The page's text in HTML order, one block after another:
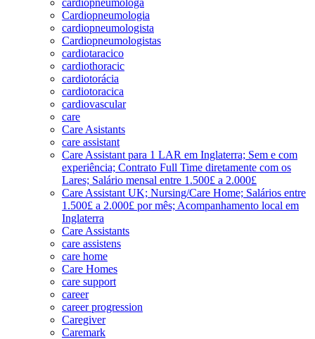
Cardiopneumologia
cardiopneumologista
Cardiopneumologistas
cardiotaracico
cardiothoracic
cardiotorácia
cardiotoracica
cardiovascular
care
Care Asistants
care assistant
Care Assistant para 1 LAR em Inglaterra; Sem e com
experiência; Contrato Full Time diretamente com os
Lares; Salário mensal entre 1.500£ a 2.000£
Care Assistant UK; Nursing/Care Home; Salários entre
1.500£ a 2.000£ por mês; Acompanhamento local em
Inglaterra
Care Assistants
care assistens
care home
Care Homes
care support
career
career progression
Caregiver
Caremark